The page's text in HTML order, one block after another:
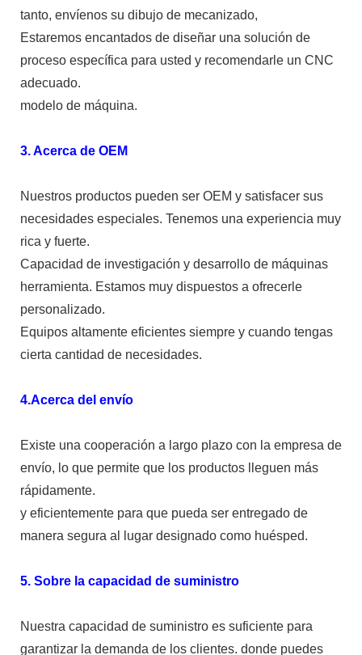
tanto, envíenos su dibujo de mecanizado,
Estaremos encantados de diseñar una solución de
proceso específica para usted y recomendarle un CNC
adecuado.
modelo de máquina.
3. Acerca de OEM
Nuestros productos pueden ser OEM y satisfacer sus
necesidades especiales. Tenemos una experiencia muy
rica y fuerte.
Capacidad de investigación y desarrollo de máquinas
herramienta. Estamos muy dispuestos a ofrecerle
personalizado.
Equipos altamente eficientes siempre y cuando tengas
cierta cantidad de necesidades.
4.Acerca del envío
Existe una cooperación a largo plazo con la empresa de
envío, lo que permite que los productos lleguen más
rápidamente.
y eficientemente para que pueda ser entregado de
manera segura al lugar designado como huésped.
5. Sobre la capacidad de suministro
Nuestra capacidad de suministro es suficiente para
garantizar la demanda de los clientes. donde puedes